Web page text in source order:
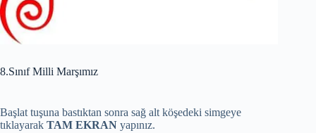
8.Sınıf Milli Marşımız
Başlat tuşuna bastıktan sonra sağ alt köşedeki simgeye
tıklayarak TAM EKRAN yapınız.